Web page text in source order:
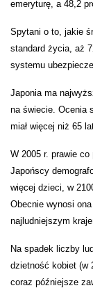
emeryturę, a 48,2
Spytani o to, jakie
standard życia, aż
systemu
Japonia ma
na świecie. Ocenia
miał więcej niż 65
W 2005 r. prawie
Japońscy
więcej dzieci, w
Obecnie wynosi
najludniejszym
Na spadek liczby
dzietność kobiet (w
coraz późniejsze